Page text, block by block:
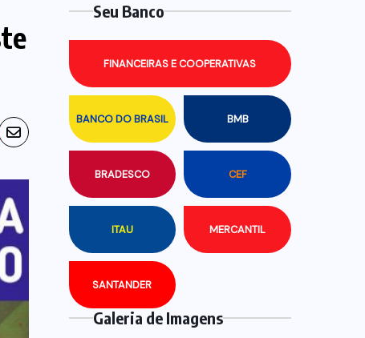
Seu Banco
BANCO DO BRASIL BMB
BRADESCO CEF
FINANCEIRAS E COOPERATIVAS
ITAU MERCANTIL
SANTANDER
Galeria de Imagens